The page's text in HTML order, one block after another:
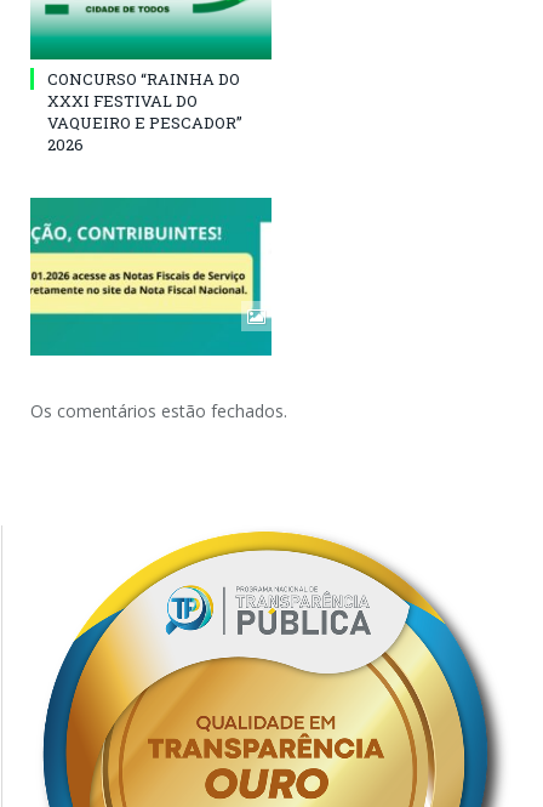
CONCURSO “RAINHA DO
XXXI FESTIVAL DO
VAQUEIRO E PESCADOR”
2026
Os comentários estão fechados.